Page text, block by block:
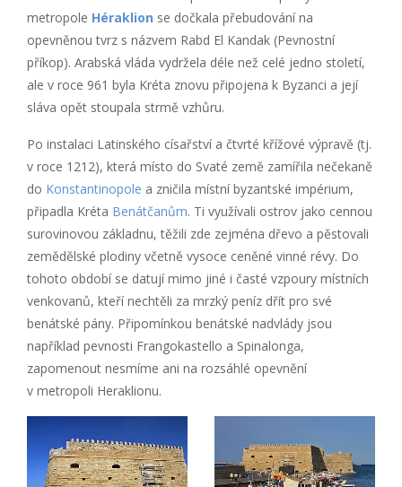
metropole Héraklion se dočkala přebudování na
opevněnou tvrz s názvem Rabd El Kandak (Pevnostní
příkop). Arabská vláda vydržela déle než celé jedno století,
ale v roce 961 byla Kréta znovu připojena k Byzanci a její
sláva opět stoupala strmě vzhůru.
Po instalaci Latinského císařství a čtvrté křížové výpravě (tj.
v roce 1212), která místo do Svaté země zamířila nečekaně
do Konstantinopole a zničila místní byzantské impérium,
připadla Kréta Benátčanům. Ti využívali ostrov jako cennou
surovinovou základnu, těžili zde zejména dřevo a pěstovali
zemědělské plodiny včetně vysoce ceněné vinné révy. Do
tohoto období se datují mimo jiné i časté vzpoury místních
venkovanů, kteří nechtěli za mrzký peníz dřít pro své
benátské pány. Připomínkou benátské nadvlády jsou
například pevnosti Frangokastello a Spinalonga,
zapomenout nesmíme ani na rozsáhlé opevnění
v metropoli Heraklionu.